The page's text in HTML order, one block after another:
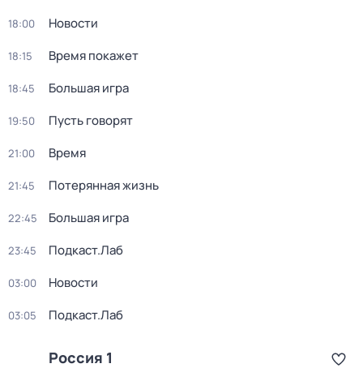
18:00 Новости
18:15 Время покажет
18:45 Большая игра
19:50 Пусть говорят
21:00 Время
21:45 Потерянная жизнь
22:45 Большая игра
23:45 Подкаст.Лаб
03:00 Новости
03:05 Подкаст.Лаб
Россия 1